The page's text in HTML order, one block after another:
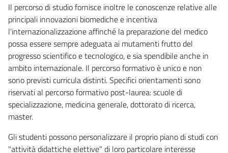
Il percorso di studio fornisce inoltre le conoscenze relative alle
principali innovazioni biomediche e incentiva
l'internazionalizzazione affinché la preparazione del medico
possa essere sempre adeguata ai mutamenti frutto del
progresso scientifico e tecnologico, e sia spendibile anche in
ambito internazionale. Il percorso formativo è unico e non
sono previsti curricula distinti. Specifici orientamenti sono
riservati al percorso formativo post-laurea: scuole di
specializzazione, medicina generale, dottorato di ricerca,
master.
Gli studenti possono personalizzare il proprio piano di studi con
"attività didattiche elettive" di loro particolare interesse